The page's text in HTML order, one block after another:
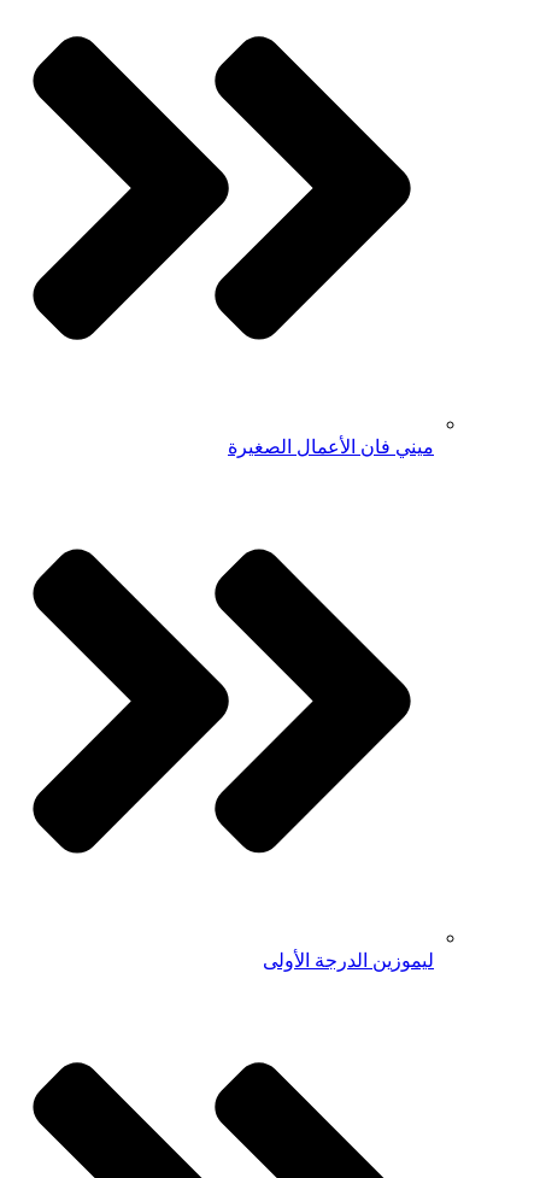
ميني فان الأعمال الصغيرة
ليموزين الدرجة الأولى